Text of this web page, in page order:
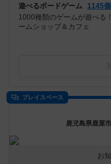
遊べるボードゲーム
1145個
1000種類のゲームが遊べ
ームショップ＆カフェ
プレイスペース
鹿児島県鹿屋
お